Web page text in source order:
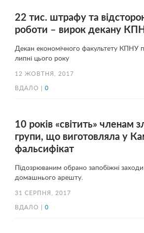
22 тис. штрафу та
роботи – вирок декану
Декан економічного факультету КПНУ
липні цього року
12 ЖОВТНЯ, 2017
ВДАЛО | 0
10 років «світить» членам
групи, що виготовляла у
фальсифікат
Підозрюваним обрано запобіжні заходи
домашнього арешту.
31 СЕРПНЯ, 2017
ВДАЛО | 0